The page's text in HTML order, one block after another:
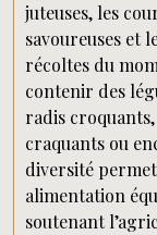
juteuses, les
savoureuses et
récoltes du
contenir des
radis
craquants ou
diversité
alimentation
soutenant